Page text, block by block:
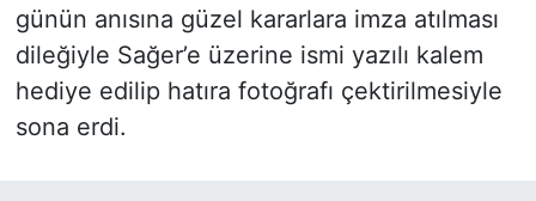
günün anısına güzel kararlara imza atılması
dileğiyle Sağer’e üzerine ismi yazılı kalem
hediye edilip hatıra fotoğrafı çektirilmesiyle
sona erdi.